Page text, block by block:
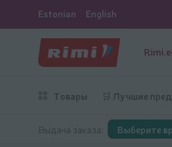
Estonian English
Товары 🛒 Лучшие
Выдача заказа: Выберите